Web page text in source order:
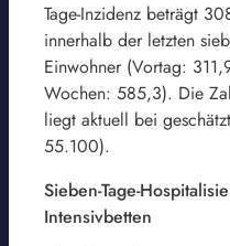
Tage-Inzidenz beträgt
innerhalb der letzten
Einwohner (Vortag:
Wochen: 585,3). Die
liegt aktuell bei
55.100).
Sieben-Tage-
Intensivbetten